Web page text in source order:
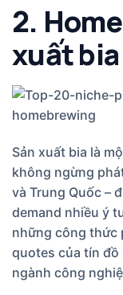
2.
xuất
Sản xuất bia là
không ngừng
và Trung Quốc –
demand nhiều ý
những công thức
quotes của tín đồ
ngành công